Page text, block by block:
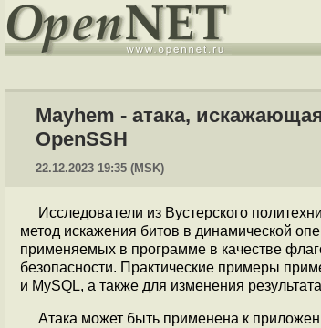
Mayhem - атака,
OpenSSH
22.12.2023 19:35 (MSK)
Исследователи из Вустерского
метод искажения битов в динамической
применяемых в программе в качестве
безопасности. Практические примеры
и MySQL, а также для изменения
Атака может быть применена к